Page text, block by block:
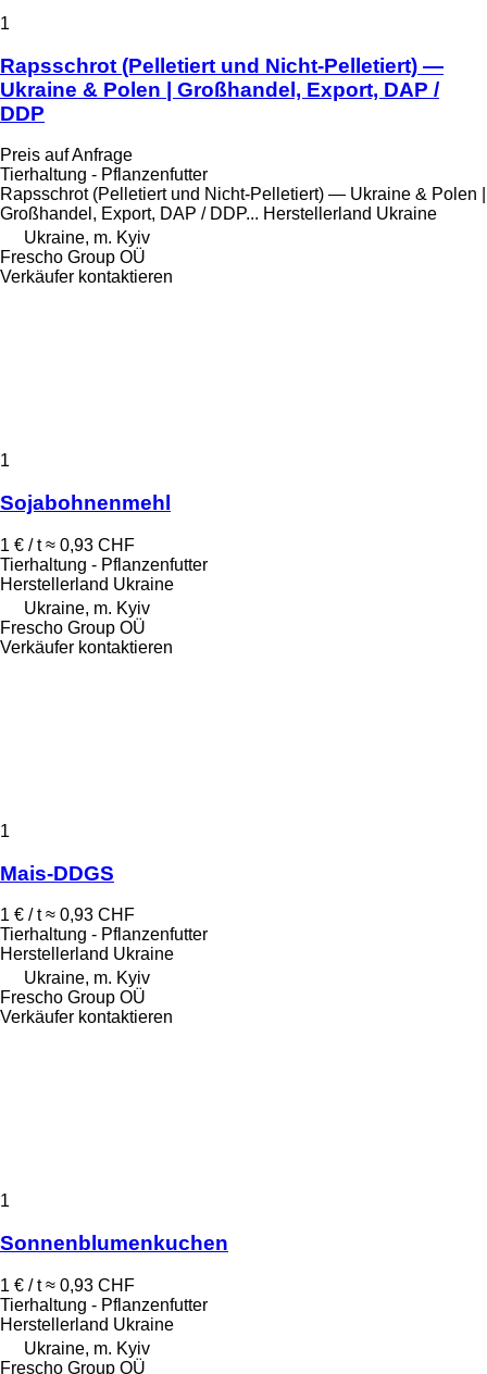
1
Raps­schrot (Pelletiert und Nicht-Pelletiert) —
Ukraine & Polen | Großhandel, Export, DAP /
DDP
Preis auf Anfrage
Tierhaltung - Pflanzenfutter
Raps­schrot (Pelletiert und Nicht-Pelletiert) — Ukraine & Polen |
Großhandel, Export, DAP / DDP... Herstellerland Ukraine
Ukraine, m. Kyiv
Frescho Group OÜ
Verkäufer kontaktieren
1
Sojabohnenmehl
1 € / t ≈ 0,93 CHF
Tierhaltung - Pflanzenfutter
Herstellerland Ukraine
Ukraine, m. Kyiv
Frescho Group OÜ
Verkäufer kontaktieren
1
Mais-DDGS
1 € / t ≈ 0,93 CHF
Tierhaltung - Pflanzenfutter
Herstellerland Ukraine
Ukraine, m. Kyiv
Frescho Group OÜ
Verkäufer kontaktieren
1
Sonnenblumenkuchen
1 € / t ≈ 0,93 CHF
Tierhaltung - Pflanzenfutter
Herstellerland Ukraine
Ukraine, m. Kyiv
Frescho Group OÜ